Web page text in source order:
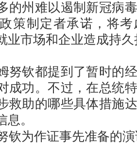
的州难以遏制新冠病
策制定者承诺，将
业市场和企业造成持
钦都提到了暂时的经
成功。不过，在总统
救助的哪些具体措施
。
为作证事先准备的